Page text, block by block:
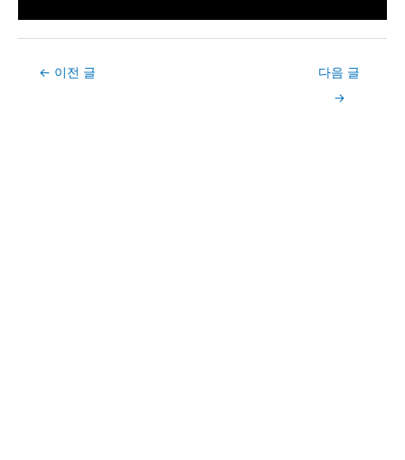
Post← 이전 글
다음 글
→